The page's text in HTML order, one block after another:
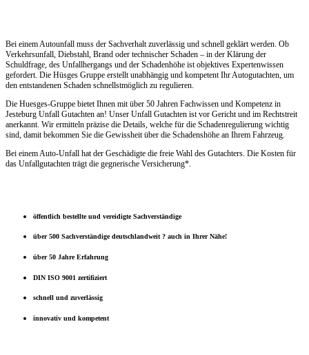
Bei einem Autounfall muss der Sachverhalt zuverlässig und schnell geklärt werden. Ob
Verkehrsunfall, Diebstahl, Brand oder technischer Schaden – in der Klärung der
Schuldfrage, des Unfallhergangs und der Schadenhöhe ist objektives Expertenwissen
gefordert. Die Hüsges Gruppe erstellt unabhängig und kompetent Ihr Autogutachten, um
den entstandenen Schaden schnellstmöglich zu regulieren.
Die Huesges-Gruppe bietet Ihnen mit über 50 Jahren Fachwissen und Kompetenz in
Jesteburg Unfall Gutachten an! Unser Unfall Gutachten ist vor Gericht und im Rechtstreit
anerkannt. Wir ermitteln präzise die Details, welche für die Schadenregulierung wichtig
sind, damit bekommen Sie die Gewissheit über die Schadenshöhe an Ihrem Fahrzeug.
Bei einem Auto-Unfall hat der Geschädigte die freie Wahl des Gutachters. Die Kosten für
das Unfallgutachten trägt die gegnerische Versicherung*.
öffentlich bestellte und vereidigte Sachverständige
über 500 Sachverständige deutschlandweit ? auch in Ihrer Nähe!
über 50 Jahre Erfahrung
DIN ISO 9001 zertifiziert
schnell und zuverlässig
innovativ und kompetent